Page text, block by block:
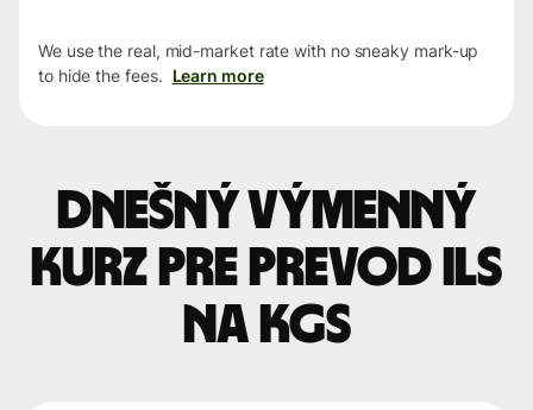
We use the real, mid-market rate with no sneaky mark-up
to hide the fees. Learn more
Dnešný výmenný
kurz pre prevod ILS
na KGS